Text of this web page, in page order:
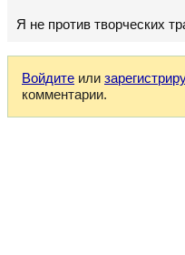
Я не против творческих
Войдите или
комментарии.